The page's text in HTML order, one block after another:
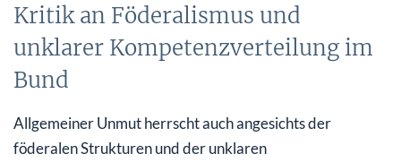
Kritik an Föderalismus und
unklarer Kompetenzverteilung im
Bund
Allgemeiner Unmut herrscht auch angesichts der
föderalen Strukturen und der unklaren